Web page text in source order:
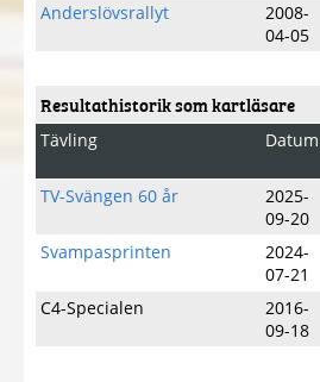
Anderslövsrallyt
2008-
04-05
Resultathistorik som kartläsare
Tävling Datum
TV-Svängen 60 år
2025-
09-20
Svampasprinten
2024-
07-21
C4-Specialen
2016-
09-18